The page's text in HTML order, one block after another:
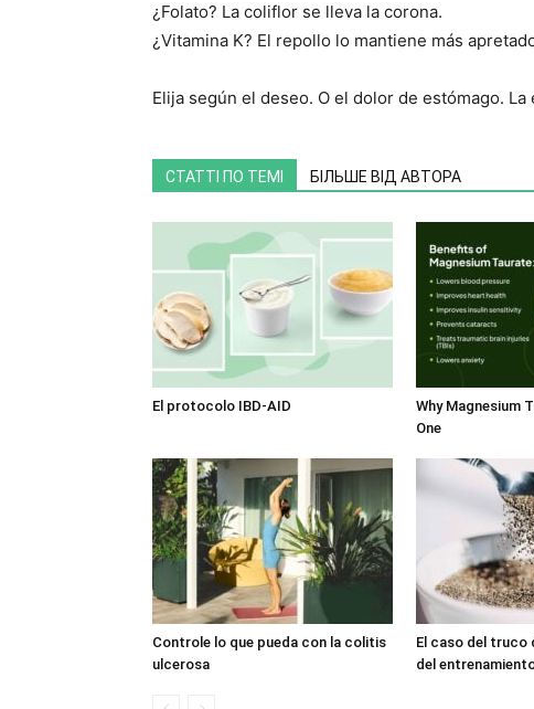
¿Folato? La coliflor se lleva la corona.
¿Vitamina K? El repollo lo mantiene más
Elija según el deseo. O el dolor de estómago.
СТАТТІ ПО ТЕМІ БІЛЬШЕ ВІД АВТОРА
El protocolo IBD-AID
Why Magnesium
One
Controle lo que pueda con la colitis
ulcerosa
El caso del truco
del